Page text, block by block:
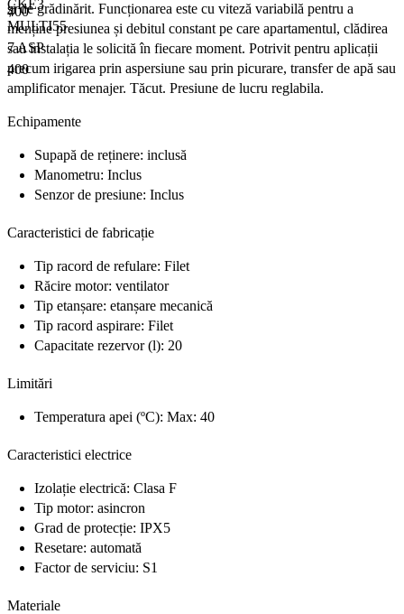
și de grădinărit. Funcționarea este cu viteză variabilă pentru a
menține presiunea și debitul constant pe care apartamentul, clădirea
sau instalația le solicită în fiecare moment. Potrivit pentru aplicații
precum irigarea prin aspersiune sau prin picurare, transfer de apă sau
amplificator menajer. Tăcut. Presiune de lucru reglabila.
Echipamente
Supapă de reținere: inclusă
Manometru: Inclus
Senzor de presiune: Inclus
Caracteristici de fabricație
Tip racord de refulare: Filet
Răcire motor: ventilator
Tip etanșare: etanșare mecanică
Tip racord aspirare: Filet
Capacitate rezervor (l): 20
Limitări
Temperatura apei (ºC): Max: 40
Caracteristici electrice
Izolație electrică: Clasa F
Tip motor: asincron
Grad de protecție: IPX5
Resetare: automată
Factor de serviciu: S1
Materiale